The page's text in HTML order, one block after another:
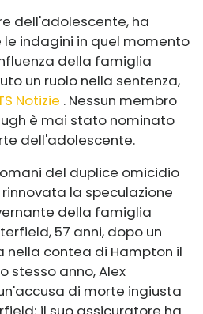
dell'adolescente, ha
le indagini in quel momento
della famiglia
un ruolo nella sentenza,
Notizie . Nessun membro
è mai stato nominato
dell'adolescente.
del duplice omicidio
la speculazione
della famiglia
57 anni, dopo un
contea di Hampton il
stesso anno, Alex
di morte ingiusta